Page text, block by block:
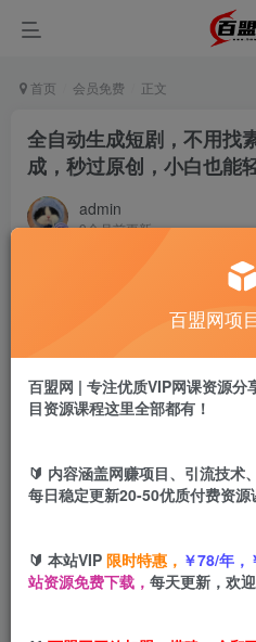
首页 会员免费 正文
全自动生成短剧，不用找
成，秒过原创，小白也能
admin
9个月前更新
盟币
立即
全自动生成短剧，不用找素材
百盟网项
百盟网 | 专注优质VIP网课资源分
目资源课程这里全部都有！
🔰 内容涵盖网赚项目、引流技术
每日稳定更新20-50优质付费资源
🔰 本站VIP 限时特惠， ￥78/年，
站资源免费下载， 每天更新，欢